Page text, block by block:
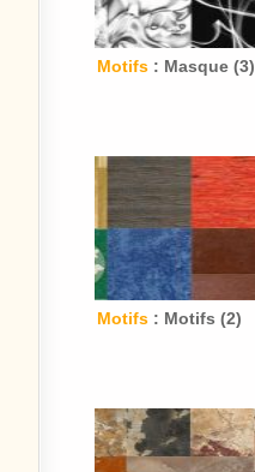
Motifs : Masque (3)
Motifs : Motifs (2)